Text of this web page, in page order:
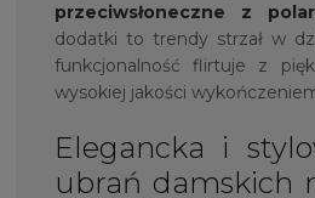
przeciwsłoneczne z
dodatki to trendy strzał w
funkcjonalność flirtuje z
wysokiej jakości
Elegancka i
ubrań damskich